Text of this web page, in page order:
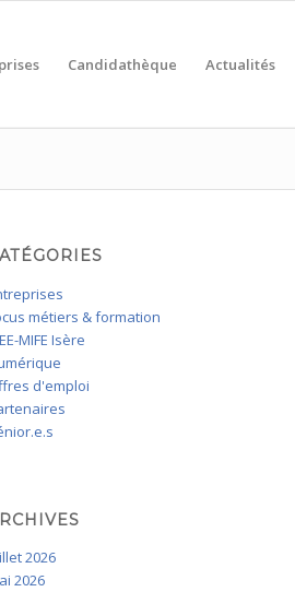
Candidathèque Actualités
métiers & formation
MIFE Isère
d'emploi
2026
2026